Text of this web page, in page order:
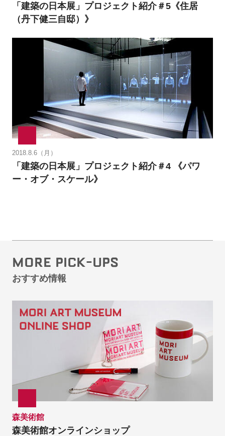
「建築の日本展」プロジェクト紹介＃5《住居
（丹下健三自邸）》
2018.8.6（月）
「建築の日本展」プロジェクト紹介＃4 《パワ
ー・オブ・スケール》
MORE PICK-UPS
おすすめ情報
森美術館
森美術館オンラインショップ